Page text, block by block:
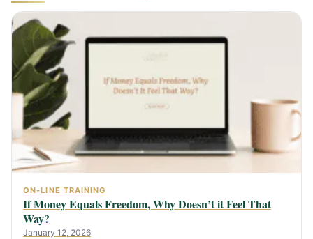
ON-LINE TRAINING
If Money Equals Freedom, Why Doesn’t it Feel That
Way?
January 12, 2026